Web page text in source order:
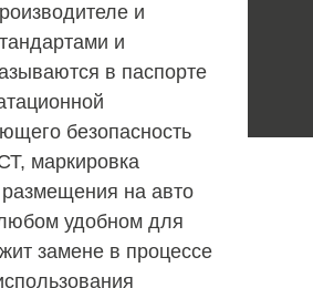
и
и
в паспорте
безопасность
маркировка
размещения на авто
любом удобном для
замене в процессе